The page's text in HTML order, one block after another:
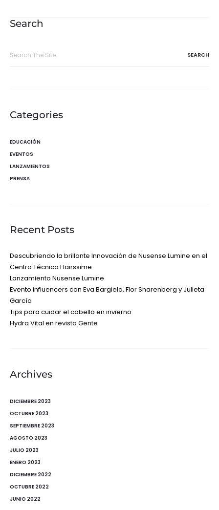
entradas
Search
Categories
EDUCACIÓN
EVENTOS
LANZAMIENTOS
PRENSA
Recent Posts
Descubriendo la brillante Innovación de Nusense Lumine en el
Centro Técnico Hairssime
Lanzamiento Nusense Lumine
Evento influencers con Eva Bargiela, Flor Sharenberg y Julieta
García
Tips para cuidar el cabello en invierno
Hydra Vital en revista Gente
Archives
DICIEMBRE 2023
OCTUBRE 2023
SEPTIEMBRE 2023
AGOSTO 2023
JULIO 2023
ENERO 2023
DICIEMBRE 2022
OCTUBRE 2022
JUNIO 2022